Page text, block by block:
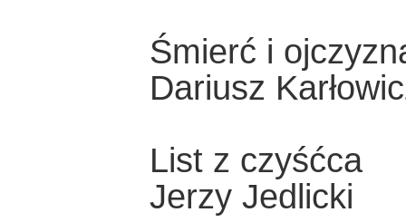
Śmierć i
Dariusz
List z czyśćca
Jerzy Jedlicki